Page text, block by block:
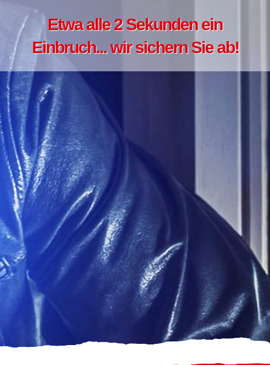
Etwa alle 2 Sekunden ein
Einbruch... wir sichern Sie ab!